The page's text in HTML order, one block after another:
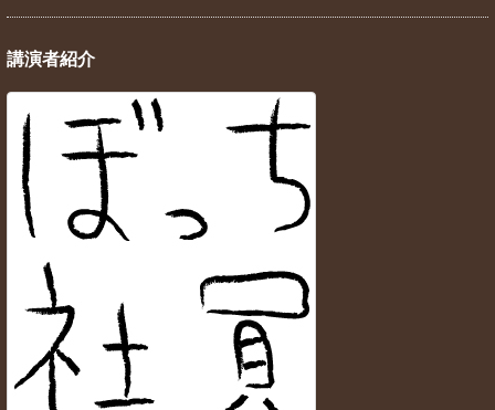
講演者紹介